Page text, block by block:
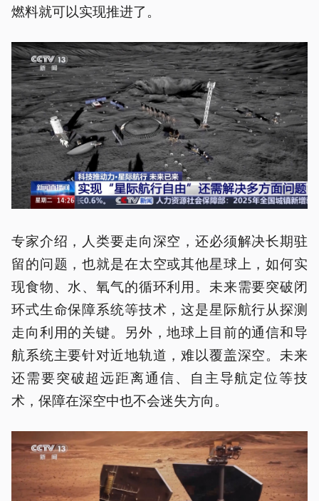
燃料就可以实现推进了。
专家介绍，人类要走向深空，还必须解决长期驻
留的问题，也就是在太空或其他星球上，如何实
现食物、水、氧气的循环利用。未来需要突破闭
环式生命保障系统等技术，这是星际航行从探测
走向利用的关键。另外，地球上目前的通信和导
航系统主要针对近地轨道，难以覆盖深空。未来
还需要突破超远距离通信、自主导航定位等技
术，保障在深空中也不会迷失方向。